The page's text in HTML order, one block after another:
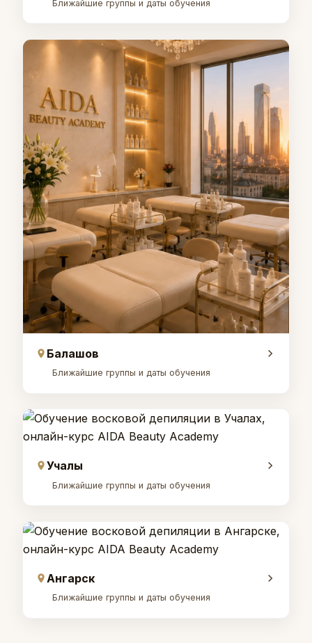
Ближайшие группы и даты обучения
Балашов
Ближайшие группы и даты обучения
Учалы
Ближайшие группы и даты обучения
Ангарск
Ближайшие группы и даты обучения